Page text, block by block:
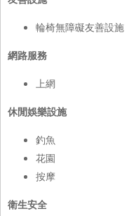
輪椅無障礙友善設施
網路服務
上網
休閒娛樂設施
釣魚
花園
按摩
衛生安全